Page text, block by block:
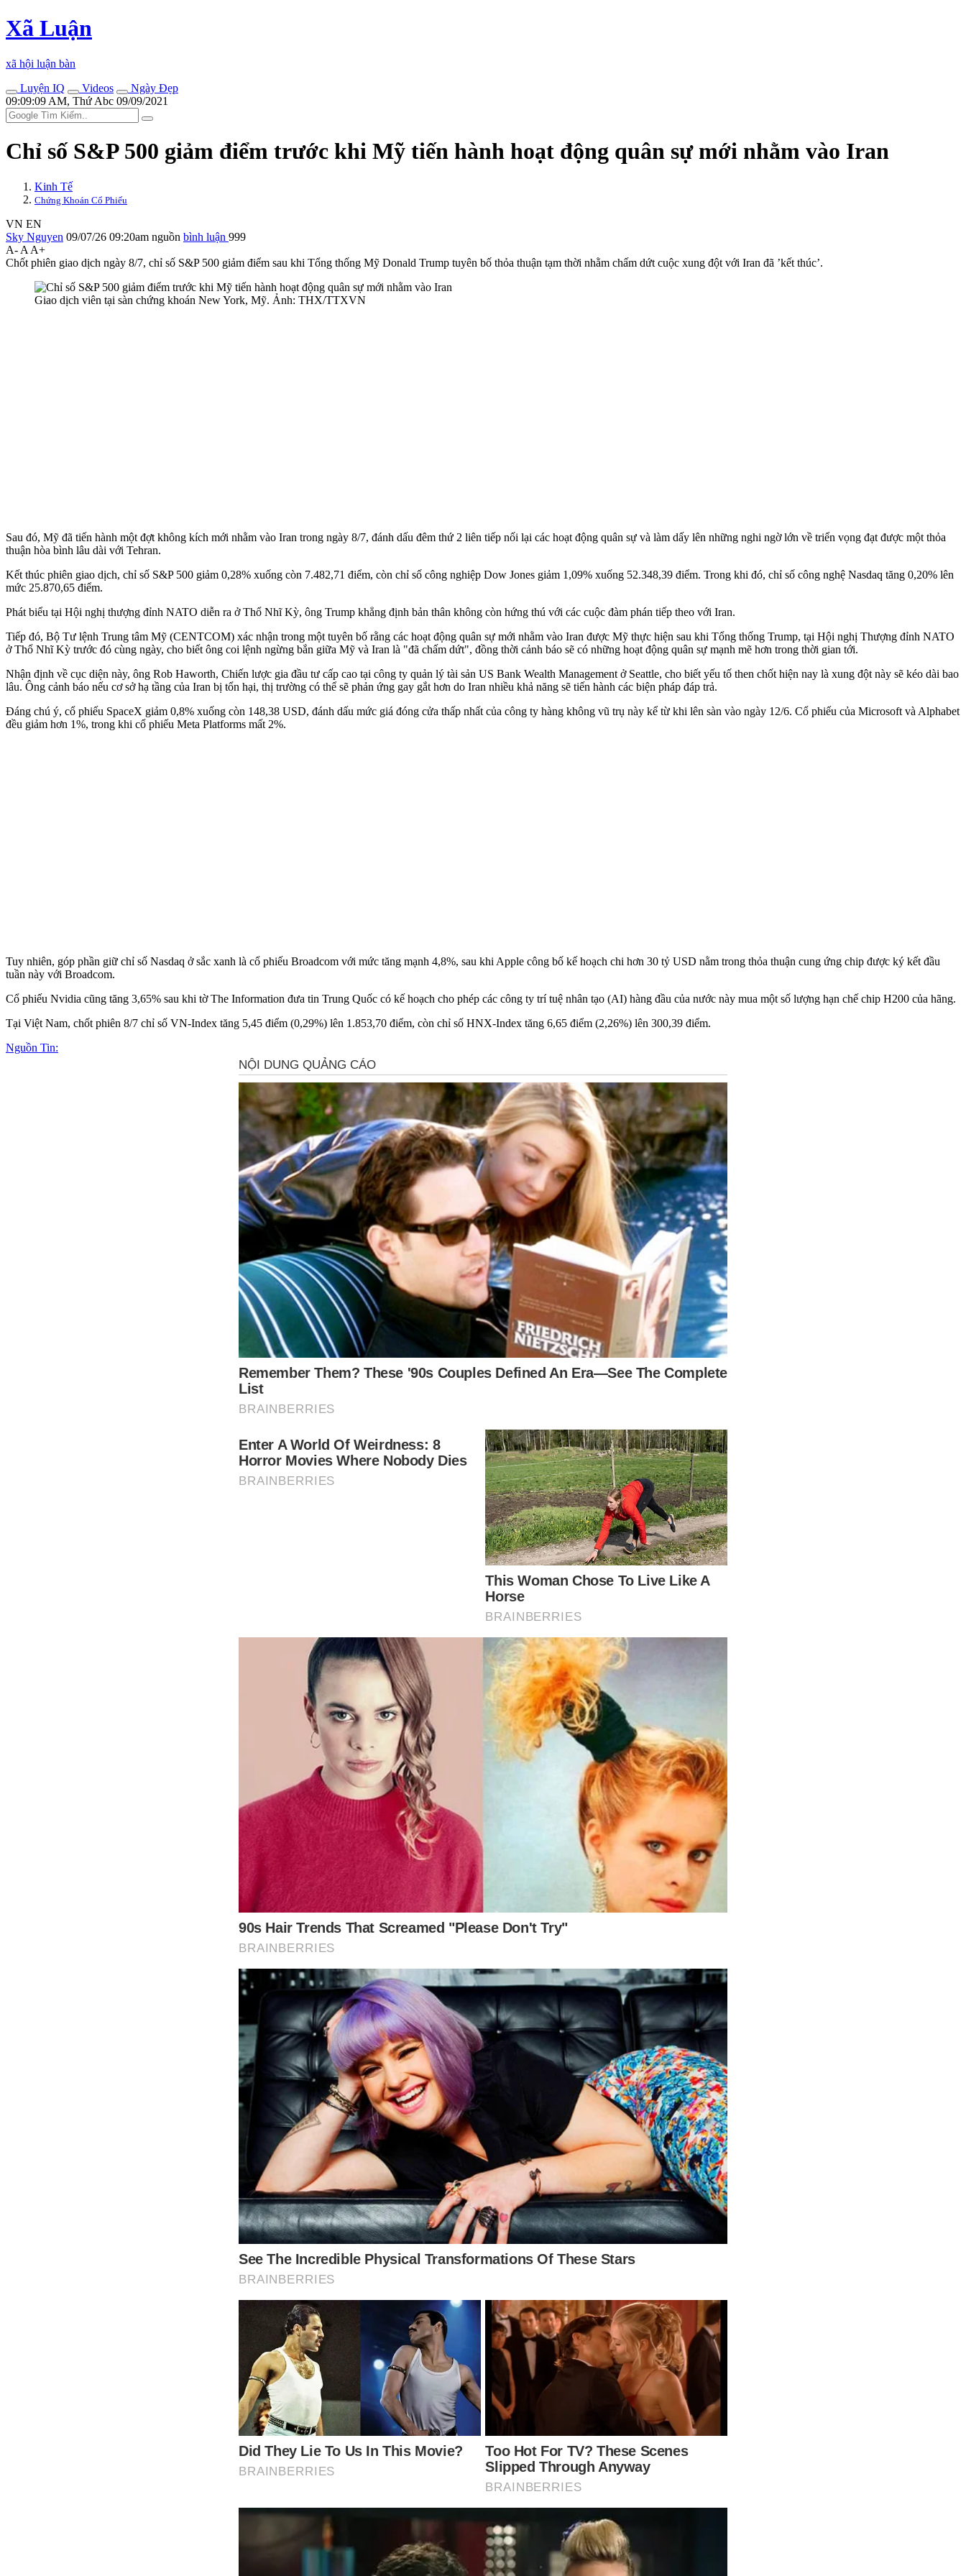
Xã Luận
xã hội luận bàn
Luyện IQ
Videos
Ngày Đẹp
09:09:09 AM, Thứ Abc 09/09/2021
Chỉ số S&P 500 giảm điểm trước khi Mỹ tiến hành hoạt động quân sự mới nhằm vào Iran
Kinh Tế
Chứng Khoán Cổ Phiếu
VN EN
Sky Nguyen 09/07/26 09:20am nguồn bình luận 999
A- A A+
Chốt phiên giao dịch ngày 8/7, chỉ số S&P 500 giảm điểm sau khi Tổng thống Mỹ Donald Trump tuyên bố thỏa thuận tạm thời nhằm chấm dứt cuộc xung đột với Iran đã ’kết thúc’.
Giao dịch viên tại sàn chứng khoán New York, Mỹ. Ảnh: THX/TTXVN
Sau đó, Mỹ đã tiến hành một đợt không kích mới nhằm vào Iran trong ngày 8/7, đánh dấu đêm thứ 2 liên tiếp nối lại các hoạt động quân sự và làm dấy lên những nghi ngờ lớn về triển vọng đạt được một thỏa
thuận hòa bình lâu dài với Tehran.
Kết thúc phiên giao dịch, chỉ số S&P 500 giảm 0,28% xuống còn 7.482,71 điểm, còn chỉ số công nghiệp Dow Jones giảm 1,09% xuống 52.348,39 điểm. Trong khi đó, chỉ số công nghệ Nasdaq tăng 0,20% lên
mức 25.870,65 điểm.
Phát biểu tại Hội nghị thượng đỉnh NATO diễn ra ở Thổ Nhĩ Kỳ, ông Trump khẳng định bản thân không còn hứng thú với các cuộc đàm phán tiếp theo với Iran.
Tiếp đó, Bộ Tư lệnh Trung tâm Mỹ (CENTCOM) xác nhận trong một tuyên bố rằng các hoạt động quân sự mới nhằm vào Iran được Mỹ thực hiện sau khi Tổng thống Trump, tại Hội nghị Thượng đỉnh NATO
ở Thổ Nhĩ Kỳ trước đó cùng ngày, cho biết ông coi lệnh ngừng bắn giữa Mỹ và Iran là "đã chấm dứt", đồng thời cảnh báo sẽ có những hoạt động quân sự mạnh mẽ hơn trong thời gian tới.
Nhận định về cục diện này, ông Rob Haworth, Chiến lược gia đầu tư cấp cao tại công ty quản lý tài sản US Bank Wealth Management ở Seattle, cho biết yếu tố then chốt hiện nay là xung đột này sẽ kéo dài bao
lâu. Ông cảnh báo nếu cơ sở hạ tầng của Iran bị tổn hại, thị trường có thể sẽ phản ứng gay gắt hơn do Iran nhiều khả năng sẽ tiến hành các biện pháp đáp trả.
Đáng chú ý, cổ phiếu SpaceX giảm 0,8% xuống còn 148,38 USD, đánh dấu mức giá đóng cửa thấp nhất của công ty hàng không vũ trụ này kể từ khi lên sàn vào ngày 12/6. Cổ phiếu của Microsoft và Alphabet
đều giảm hơn 1%, trong khi cổ phiếu Meta Platforms mất 2%.
Tuy nhiên, góp phần giữ chỉ số Nasdaq ở sắc xanh là cổ phiếu Broadcom với mức tăng mạnh 4,8%, sau khi Apple công bố kế hoạch chi hơn 30 tỷ USD nằm trong thỏa thuận cung ứng chip được ký kết đầu
tuần này với Broadcom.
Cổ phiếu Nvidia cũng tăng 3,65% sau khi tờ The Information đưa tin Trung Quốc có kế hoạch cho phép các công ty trí tuệ nhân tạo (AI) hàng đầu của nước này mua một số lượng hạn chế chip H200 của hãng.
Tại Việt Nam, chốt phiên 8/7 chỉ số VN-Index tăng 5,45 điểm (0,29%) lên 1.853,70 điểm, còn chỉ số HNX-Index tăng 6,65 điểm (2,26%) lên 300,39 điểm.
Nguồn Tin: